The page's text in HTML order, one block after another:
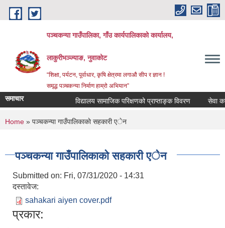
Skip to main content
पञ्‍चकन्या गाउँपालिका, गाँउ कार्यपालिकाको कार्यालय,
लाकुरीभञ्‍ज्याङ, नुवाकोट
“शिक्षा, पर्यटन, पूर्वाधार, कृषि क्षेत्रमा लगाऔ सीप र ज्ञान !
समृद्ध पञ्‍चकन्या निर्माण हाम्रो अभियान”
समाचार विद्यालय सामाजिक परिक्षणको प्राप्ताङ्क विवरण सेवा
You are here
Home » पञ्चकन्या गाउँपालिकाकाे सहकारी एेन
पञ्चकन्या गाउँपालिकाकाे सहकारी एेन
Submitted on: Fri, 07/31/2020 - 14:31
दस्तावेज:
sahakari aiyen cover.pdf
प्रकार: